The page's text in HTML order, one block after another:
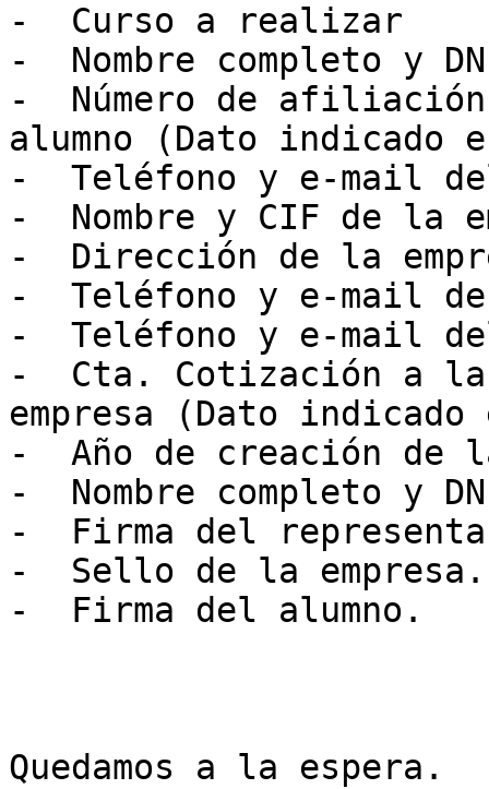
-  Curso a realizar
-  Nombre completo y
-  Número de
alumno (Dato
-  Teléfono y e-mail
-  Nombre y CIF de la
-  Dirección de la
-  Teléfono y e-mail
-  Teléfono y e-mail
-  Cta. Cotización a
empresa (Dato
-  Año de creación de
-  Nombre completo y
-  Firma del
-  Sello de la
-  Firma del alumno.
Quedamos a la espera.